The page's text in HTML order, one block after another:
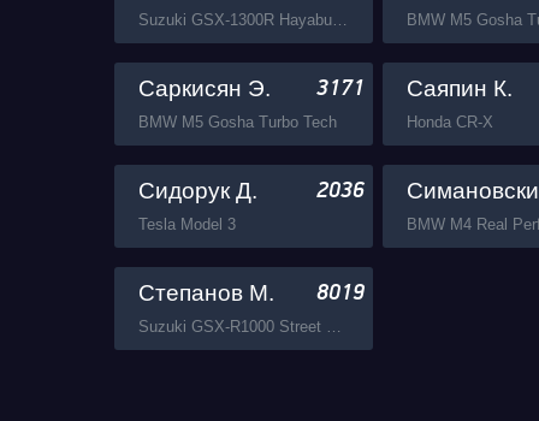
Suzuki GSX-1300R Hayabusa Busa Zone BMW M5 Gosha
Саркисян Э. 3171
BMW M5 Gosha Turbo Tech
Саяпин К.
Honda CR-X
Сидорук Д. 2036
Tesla Model 3 BMW M4 Real
Степанов М. 8019
Suzuki GSX-R1000 Street Fun